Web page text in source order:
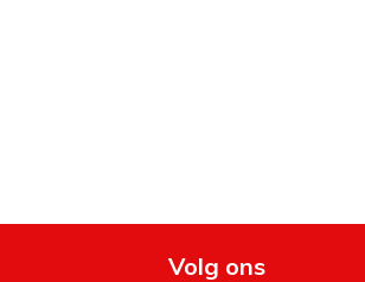
Volg ons